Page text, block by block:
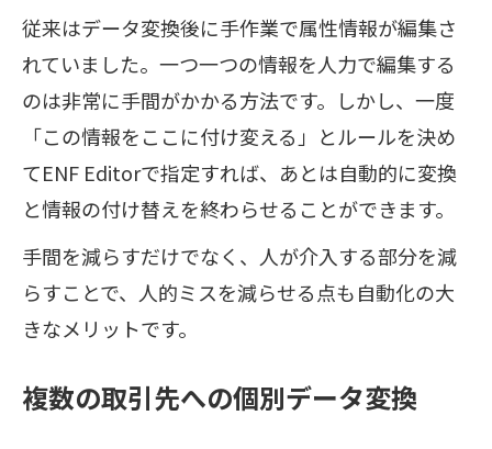
従来はデータ変換後に手作業で属性情報が編集さ
れていました。一つ一つの情報を人力で編集する
のは非常に手間がかかる方法です。しかし、一度
「この情報をここに付け変える」とルールを決め
てENF Editorで指定すれば、あとは自動的に変換
と情報の付け替えを終わらせることができます。
手間を減らすだけでなく、人が介入する部分を減
らすことで、人的ミスを減らせる点も自動化の大
きなメリットです。
複数の取引先への個別データ変換